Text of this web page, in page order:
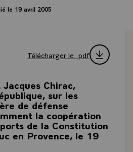
le 19 avril 2005
Télécharger le .pdf
Chirac,
sur les
de défense
la coopération
de la Constitution
en Provence, le 19